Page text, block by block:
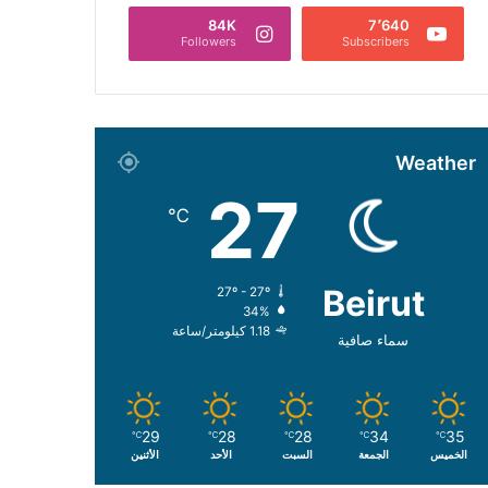
7٬640
Subscribers
84K
Followers
Weather
Beirut
سماء صافية
27
℃
27º - 27º
34%
1.18 كيلومتر/ساعة
35
℃
الخميس
34
℃
الجمعة
28
℃
السبت
28
℃
الأحد
29
℃
الأثنين